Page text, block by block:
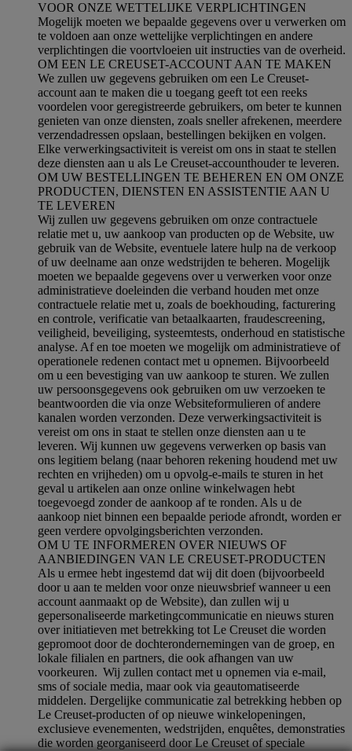
VOOR ONZE WETTELIJKE VERPLICHTINGEN
Mogelijk moeten we bepaalde gegevens over u verwerken om
te voldoen aan onze wettelijke verplichtingen en andere
verplichtingen die voortvloeien uit instructies van de overheid.
OM EEN LE CREUSET-ACCOUNT AAN TE MAKEN
We zullen uw gegevens gebruiken om een Le Creuset-
account aan te maken die u toegang geeft tot een reeks
voordelen voor geregistreerde gebruikers, om beter te kunnen
genieten van onze diensten, zoals sneller afrekenen, meerdere
verzendadressen opslaan, bestellingen bekijken en volgen.
Elke verwerkingsactiviteit is vereist om ons in staat te stellen
deze diensten aan u als Le Creuset-accounthouder te leveren.
OM UW BESTELLINGEN TE BEHEREN EN OM ONZE
PRODUCTEN, DIENSTEN EN ASSISTENTIE AAN U
TE LEVEREN
Wij zullen uw gegevens gebruiken om onze contractuele
relatie met u, uw aankoop van producten op de Website, uw
gebruik van de Website, eventuele latere hulp na de verkoop
of uw deelname aan onze wedstrijden te beheren. Mogelijk
moeten we bepaalde gegevens over u verwerken voor onze
administratieve doeleinden die verband houden met onze
contractuele relatie met u, zoals de boekhouding, facturering
en controle, verificatie van betaalkaarten, fraudescreening,
veiligheid, beveiliging, systeemtests, onderhoud en statistische
analyse. Af en toe moeten we mogelijk om administratieve of
operationele redenen contact met u opnemen. Bijvoorbeeld
om u een bevestiging van uw aankoop te sturen. We zullen
uw persoonsgegevens ook gebruiken om uw verzoeken te
beantwoorden die via onze Websiteformulieren of andere
kanalen worden verzonden. Deze verwerkingsactiviteit is
vereist om ons in staat te stellen onze diensten aan u te
leveren. Wij kunnen uw gegevens verwerken op basis van
ons legitiem belang (naar behoren rekening houdend met uw
rechten en vrijheden) om u opvolg-e-mails te sturen in het
geval u artikelen aan onze online winkelwagen hebt
toegevoegd zonder de aankoop af te ronden. Als u de
aankoop niet binnen een bepaalde periode afrondt, worden er
geen verdere opvolgingsberichten verzonden.
OM U TE INFORMEREN OVER NIEUWS OF
AANBIEDINGEN VAN LE CREUSET-PRODUCTEN
Als u ermee hebt ingestemd dat wij dit doen (bijvoorbeeld
door u aan te melden voor onze nieuwsbrief wanneer u een
account aanmaakt op de Website), dan zullen wij u
gepersonaliseerde marketingcommunicatie en nieuws sturen
over initiatieven met betrekking tot Le Creuset die worden
gepromoot door de dochterondernemingen van de groep, en
lokale filialen en partners, die ook afhangen van uw
voorkeuren. Wij zullen contact met u opnemen via e-mail,
sms of sociale media, maar ook via geautomatiseerde
middelen. Dergelijke communicatie zal betrekking hebben op
Le Creuset-producten of op nieuwe winkelopeningen,
exclusieve evenementen, wedstrijden, enquêtes, demonstraties
die worden georganiseerd door Le Creuset of speciale